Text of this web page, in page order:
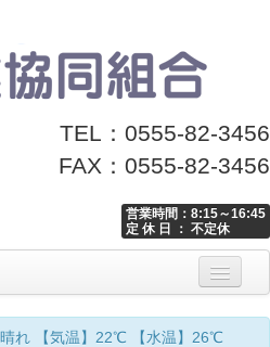
TEL：0555-82-3456
FAX：0555-82-3456
営業時間：8:15～16:45
定 休 日 ： 不定休
れ 【気温】22℃ 【水温】26℃